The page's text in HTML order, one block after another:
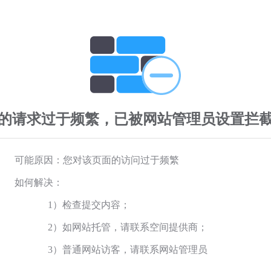
请求过于频繁，已被网站管理员设置拦
可能原因：您对该页面的访问过于频繁
如何解决：
1）检查提交内容；
2）如网站托管，请联系空间提供商；
3）普通网站访客，请联系网站管理员